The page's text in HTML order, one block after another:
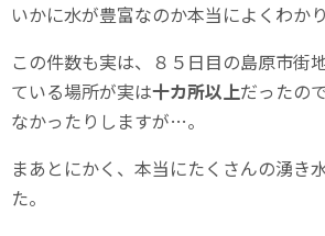
いかに水が豊富なのか本当によくわか
この件数も実は、８５日目の島原市街
ている場所が実は十カ所以上だったの
なかったりしますが…。
まあとにかく、本当にたくさんの湧き
た。